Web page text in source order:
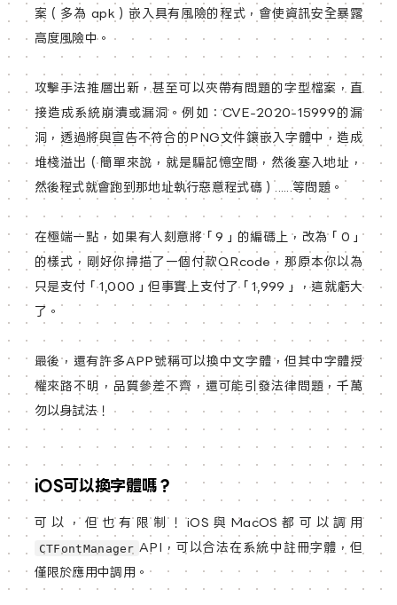
案（多為 apk）嵌入具有風險的程式，會使資訊安全暴露
高度風險中。
攻擊手法推層出新，甚至可以夾帶有問題的字型檔案，直
接造成系統崩潰或漏洞。例如：CVE-2020-15999的漏
洞，透過將與宣告不符合的PNG文件鑲嵌入字體中，造成
堆棧溢出（簡單來說，就是騙記憶空間，然後塞入地址，
然後程式就會跑到那地址執行惡意程式碼）......等問題。
在極端一點，如果有人刻意將「9」的編碼上，改為「0」
的樣式，剛好你掃描了一個付款QRcode，那原本你以為
只是支付「1,000」但事實上支付了「1,999」，這就虧大
了。
最後，還有許多APP號稱可以換中文字體，但其中字體授
權來路不明，品質參差不齊，還可能引發法律問題，千萬
勿以身試法！
iOS可以換字體嗎？
可以，但也有限制！iOS與MacOS都可以調用
CTFontManager API，可以合法在系統中註冊字體，但
僅限於應用中調用。